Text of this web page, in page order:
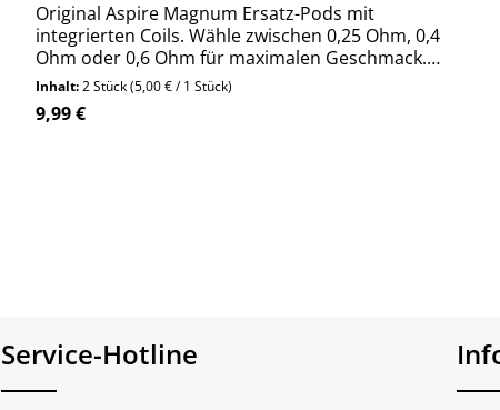
Original Aspire Magnum Ersatz-Pods mit
integrierten Coils. Wähle zwischen 0,25 Ohm, 0,4
Ohm oder 0,6 Ohm für maximalen Geschmack.
Jetzt bequem online bestellen!
Inhalt:2 Stück(5,00 € / 1 Stück)
Regulärer Preis:
9,99 €
Service-Hotline